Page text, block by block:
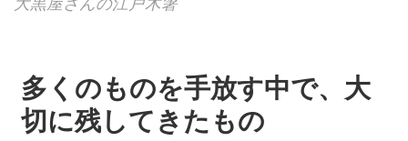
大黒屋さんの江戸木箸
多くのものを手放す中で、大
切に残してきたもの